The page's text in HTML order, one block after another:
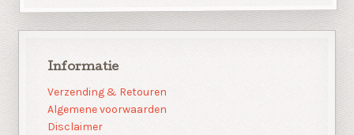
Informatie
Verzending & Retouren
Algemene voorwaarden
Disclaimer